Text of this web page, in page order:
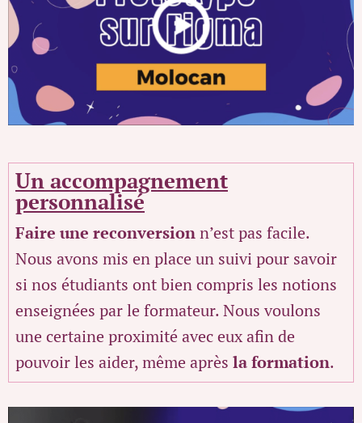
Un accompagnement
personnalisé
Faire une reconversionn’est pas facile.
Nous avons mis en place un suivi pour savoir
si nos étudiants ont bien compris les notions
enseignées par le formateur.Nous voulons
une certaine proximité avec eux afin de
pouvoir les aider, même après la formation.